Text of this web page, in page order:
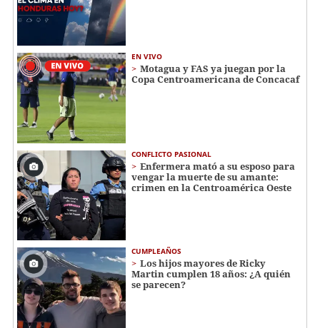
EN VIVO
Motagua y FAS ya juegan por la
Copa Centroamericana de Concacaf
CONFLICTO PASIONAL
Enfermera mató a su esposo para
vengar la muerte de su amante:
crimen en la Centroamérica Oeste
CUMPLEAÑOS
Los hijos mayores de Ricky
Martin cumplen 18 años: ¿A quién
se parecen?